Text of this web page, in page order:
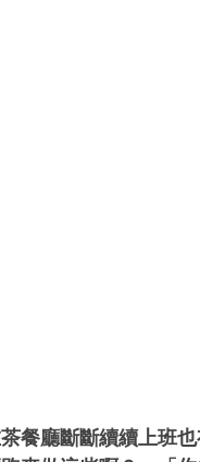
餐廳斷斷續續上班